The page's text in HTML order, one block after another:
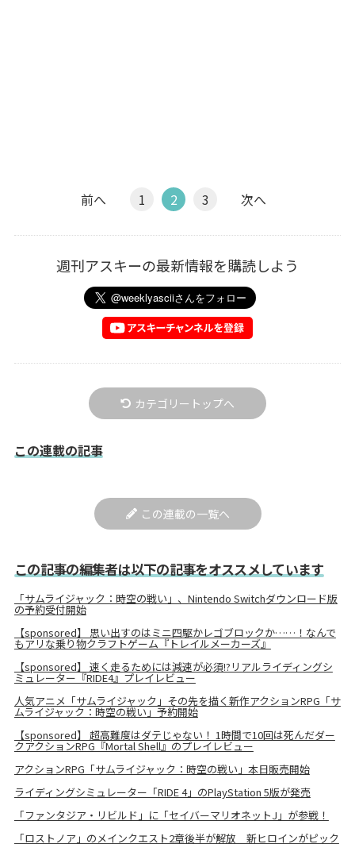
前へ 1 2 3 次へ
週刊アスキーの最新情報を購読しよう
カテゴリートップへ
この連載の記事
この連載の一覧へ
この記事の編集者は以下の記事をオススメしています
「サムライジャック：時空の戦い」、Nintendo Switchダウンロード版
の予約受付開始
【sponsored】 思い出すのはミニ四駆かレゴブロックか……！なんで
もアリな乗り物クラフトゲーム『トレイルメーカーズ』
【sponsored】 速く走るためには減速が必須!?リアルライディングシ
ミュレーター『RIDE4』プレイレビュー
人気アニメ「サムライジャック」その先を描く新作アクションRPG「サ
ムライジャック：時空の戦い」予約開始
【sponsored】 超高難度はダテじゃない！ 1時間で10回は死んだダー
クアクションRPG『Mortal Shell』のプレイレビュー
アクションRPG「サムライジャック：時空の戦い」本日販売開始
ライディングシミュレーター「RIDE 4」のPlayStation 5版が発売
「ファンタジア・リビルド」に「セイバーマリオネットJ」が参戦！
「ロストノア」のメインクエスト2章後半が解放 新ヒロインがピック